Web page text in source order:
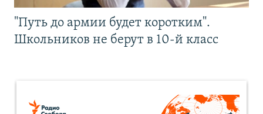
"Путь до армии будет коротким".
Школьников не берут в 10-й класс